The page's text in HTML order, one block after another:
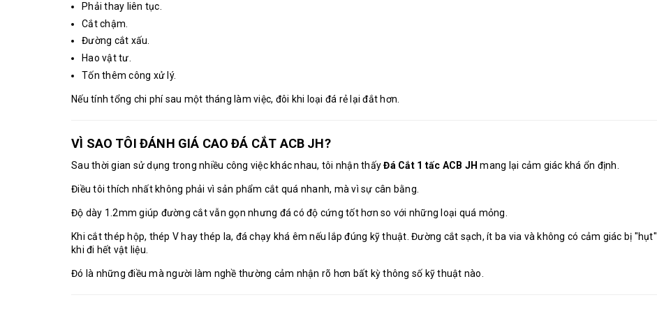
Phải thay liên tục.
Cắt chậm.
Đường cắt xấu.
Hao vật tư.
Tốn thêm công xử lý.
Nếu tính tổng chi phí sau một tháng làm việc, đôi khi loại đá rẻ lại đắt hơn.
VÌ SAO TÔI ĐÁNH GIÁ CAO ĐÁ CẮT ACB JH?
Sau thời gian sử dụng trong nhiều công việc khác nhau, tôi nhận thấyĐá Cắt 1 tấc ACB JH mang lại cảm giác khá ổn định.
Điều tôi thích nhất không phải vì sản phẩm cắt quá nhanh, mà vì sự cân bằng.
Độ dày 1.2mm giúp đường cắt vẫn gọn nhưng đá có độ cứng tốt hơn so với những loại quá mỏng.
Khi cắt thép hộp, thép V hay thép la, đá chạy khá êm nếu lắp đúng kỹ thuật. Đường cắt sạch, ít ba via và không có cảm giác bị "hụt"
khi đi hết vật liệu.
Đó là những điều mà người làm nghề thường cảm nhận rõ hơn bất kỳ thông số kỹ thuật nào.